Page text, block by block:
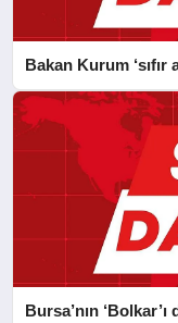
Bakan Kurum ‘sıfır
Bursa’nın